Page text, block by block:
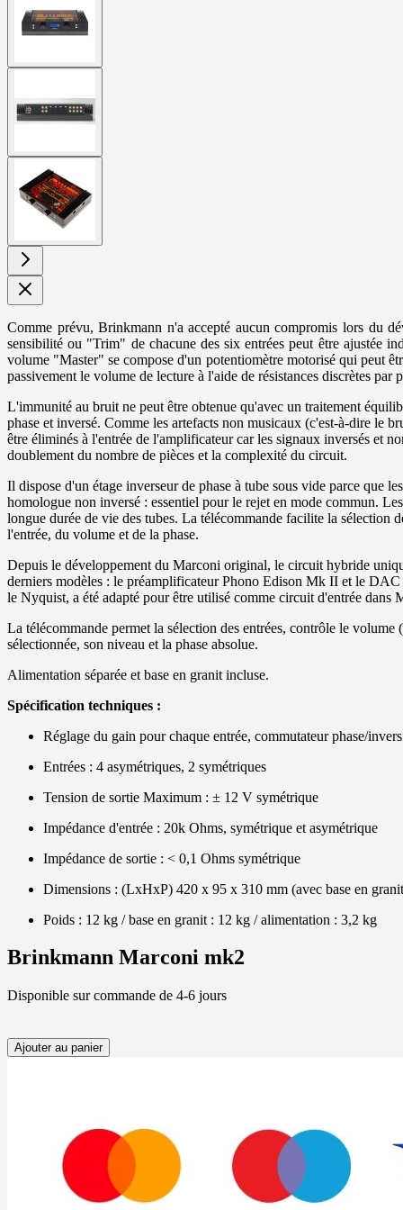
image
image
larger
image
Comme prévu, Brinkmann n'a accepté aucun compromis lors du
sensibilité ou "Trim" de chacune des six entrées peut être ajustée
volume "Master" se compose d'un potentiomètre motorisé qui peut
passivement le volume de lecture à l'aide de résistances discrètes par
L'immunité au bruit ne peut être obtenue qu'avec un traitement
phase et inversé. Comme les artefacts non musicaux (c'est-à-dire le
être éliminés à l'entrée de l'amplificateur car les signaux inversés et
doublement du nombre de pièces et la complexité du circuit.
Il dispose d'un étage inverseur de phase à tube sous vide parce que
homologue non inversé : essentiel pour le rejet en mode commun.
longue durée de vie des tubes. La télécommande facilite la
l'entrée, du volume et de la phase.
Depuis le développement du Marconi original, le circuit hybride
derniers modèles : le préamplificateur Phono Edison Mk II et le
le Nyquist, a été adapté pour être utilisé comme circuit d'entrée dans
La télécommande permet la sélection des entrées, contrôle le
sélectionnée, son niveau et la phase absolue.
Alimentation séparée et base en granit incluse.
Spécification techniques :
Réglage du gain pour chaque entrée, commutateur phase/
Entrées : 4 asymétriques, 2 symétriques
Tension de sortie Maximum : ± 12 V symétrique
Impédance d'entrée : 20k Ohms, symétrique et asymétrique
Impédance de sortie : < 0,1 Ohms symétrique
Dimensions : (LxHxP) 420 x 95 x 310 mm (avec base en
Poids : 12 kg / base en granit : 12 kg / alimentation : 3,2 kg
Brinkmann Marconi mk2
Disponible sur commande de 4-6 jours
Ajouter au panier